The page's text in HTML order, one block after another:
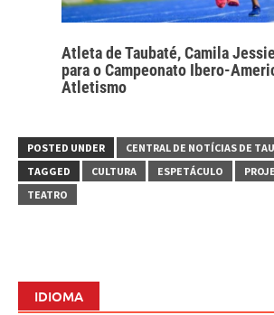
Atleta de Taubaté, Camila
para o Campeonato Ibero-
Atletismo
POSTED UNDER
CENTRAL DE NOTÍCIAS DE
TAGGED
CULTURA ESPETÁCULO
TEATRO
IDIOMA